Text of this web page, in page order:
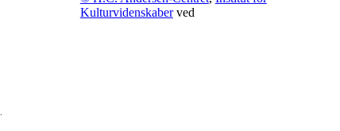
Kulturvidenskaberved